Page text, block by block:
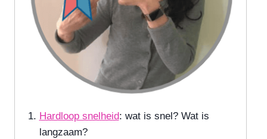
Hardloop snelheid: wat is snel? Wat is
langzaam?